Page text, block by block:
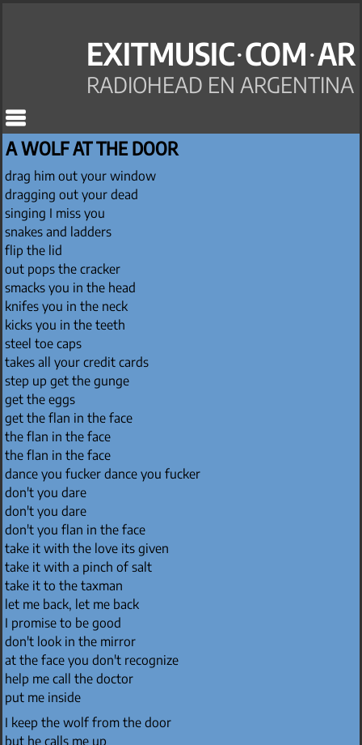
EXITMUSIC·COM·AR
RADIOHEAD EN ARGENTINA
A WOLF AT THE DOOR
drag him out your window
dragging out your dead
singing I miss you
snakes and ladders
flip the lid
out pops the cracker
smacks you in the head
knifes you in the neck
kicks you in the teeth
steel toe caps
takes all your credit cards
step up get the gunge
get the eggs
get the flan in the face
the flan in the face
the flan in the face
dance you fucker dance you fucker
don't you dare
don't you dare
don't you flan in the face
take it with the love its given
take it with a pinch of salt
take it to the taxman
let me back, let me back
I promise to be good
don't look in the mirror
at the face you don't recognize
help me call the doctor
put me inside
I keep the wolf from the door
but he calls me up